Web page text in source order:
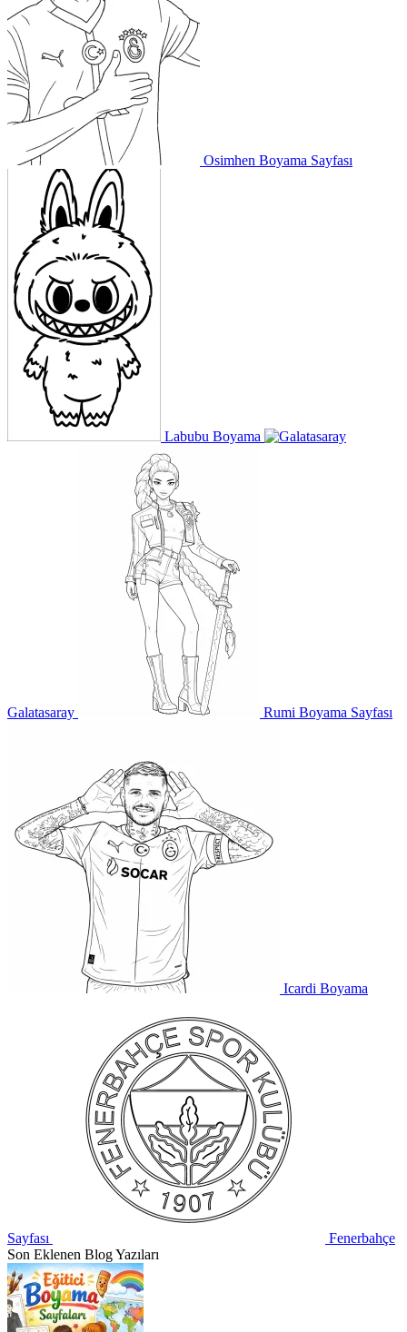
Osimhen Boyama Sayfası
Labubu Boyama
Galatasaray Rumi Boyama Sayfası
Icardi Boyama
Sayfası
Fenerbahçe
Son Eklenen Blog Yazıları